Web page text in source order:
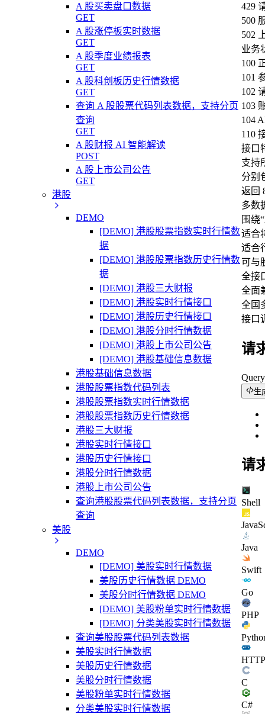
A 股买卖盘口数据
GET
A 股涨停板实时数据
GET
A 股季度业绩报表
GET
A 股科创板历史行情数据
GET
查询 A 股股票代码列表数据，支持分页
查询
GET
A 股财报 AI 智能解读
POST
A 股上市公司公告
GET
港股
DEMO
[DEMO] 港股股票指数实时行情数
据
[DEMO] 港股股票指数历史行情数
据
[DEMO] 港股三大财报
[DEMO] 港股实时行情接口
[DEMO] 港股历史行情接口
[DEMO] 港股分时行情数据
[DEMO] 港股上市公司公告
[DEMO] 港股基础信息数据
港股基础信息数据
港股股票指数代码列表
港股股票指数实时行情数据
港股股票指数历史行情数据
港股三大财报
港股实时行情接口
港股历史行情接口
港股分时行情数据
港股上市公司公告
查询港股股票代码列表数据，支持分页
查询
美股
DEMO
[DEMO] 美股实时行情数据
美股历史行情数据 DEMO
美股分时行情数据 DEMO
[DEMO] 美股粉单实时行情数据
[DEMO] 分类美股实时行情数据
查询美股股票代码列表数据
美股实时行情数据
美股历史行情数据
美股分时行情数据
美股粉单实时行情数据
分类美股实时行情数据
429
500
502
业务
100
101
102
103
104
110
接口
支持
分别
返回
多数
围绕
适合
适合
可与
全接
全面
全国
接口
请
生
请
Shell
Java
Swift
Go
PHP
HTTP
C
C#